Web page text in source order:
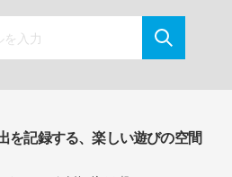
を記録する、楽しい遊びの空間